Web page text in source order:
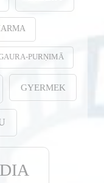
PURṆIMĀ
GYERMEK